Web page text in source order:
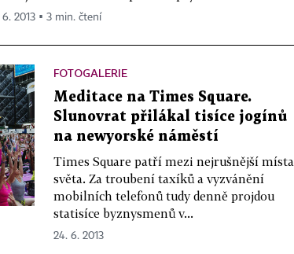
6. 2013 ▪ 3 min. čtení
FOTOGALERIE
Meditace na Times Square.
Slunovrat přilákal tisíce jogínů
na newyorské náměstí
Times Square patří mezi nejrušnější místa
světa. Za troubení taxíků a vyzvánění
mobilních telefonů tudy denně projdou
statisíce byznysmenů v...
24. 6. 2013